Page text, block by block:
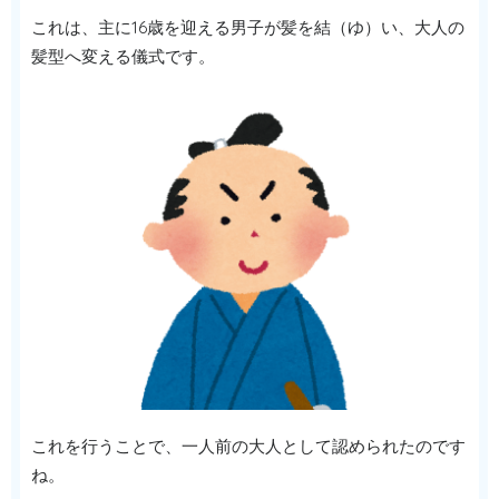
これは、主に16歳を迎える男子が髪を結（ゆ）い、大人の
髪型へ変える儀式です。
これを行うことで、一人前の大人として認められたのです
ね。